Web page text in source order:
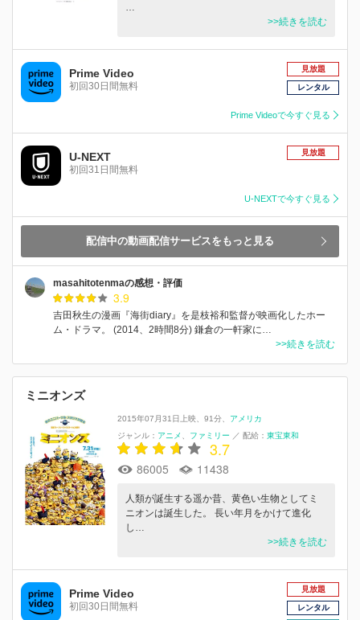
>>続きを読む
Prime Video
初回30日間無料
見放題
レンタル
Prime Videoで今すぐ見る
U-NEXT
初回31日間無料
見放題
U-NEXTで今すぐ見る
配信中の動画配信サービスをもっと見る
masahitotenmaの感想・評価
3.9
吉田秋生の漫画『海街diary』を是枝裕和監督が映画化したホー
ム・ドラマ。 (2014、2時間8分) 鎌倉の一軒家に…
>>続きを読む
ミニオンズ
2015年07月31日上映 91分
アメリカ
ジャンル： アニメ ファミリー ／ 配給： 東宝東和
3.7
86005 11438
人類が誕生する遥か昔、黄色い生物としてミ
ニオンは誕生した。 長い年月をかけて進化
し…
>>続きを読む
Prime Video
初回30日間無料
見放題
レンタル